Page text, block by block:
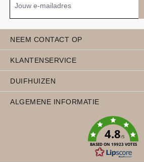
NEEM CONTACT OP
KLANTENSERVICE
DUIFHUIZEN
ALGEMENE INFORMATIE
4.8/5
BASED ON 19923 VOTES